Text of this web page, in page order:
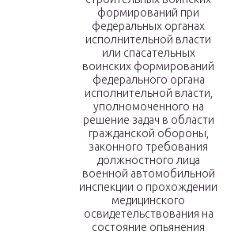
формирований при
федеральных органах
исполнительной власти
или спасательных
воинских формирований
федерального органа
исполнительной власти,
уполномоченного на
решение задач в области
гражданской обороны,
законного требования
должностного лица
военной автомобильной
инспекции о прохождении
медицинского
освидетельствования на
состояние опьянения